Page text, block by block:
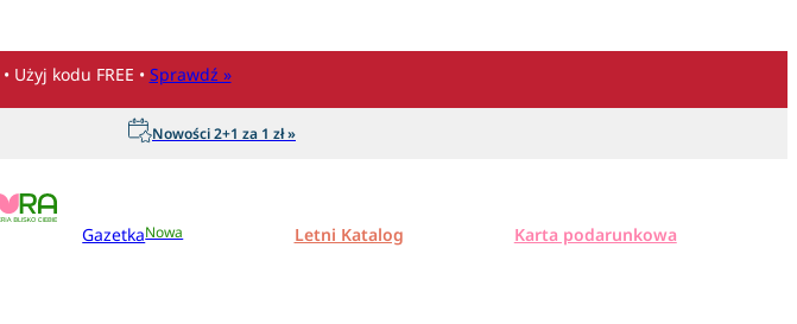
• Użyj kodu FREE • Sprawdź »
Nowości 2+1 za 1 zł »
GazetkaNowa Letni Katalog Karta podarunkowa